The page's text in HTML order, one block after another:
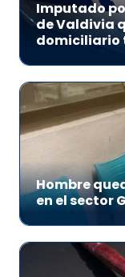
Imputado
de Valdivia
Hombre
en el sector